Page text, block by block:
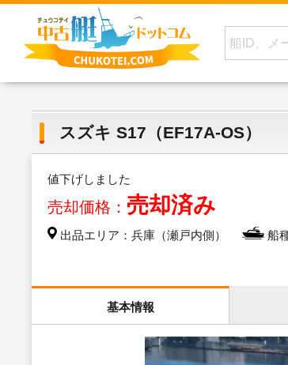
スズキ S17（EF17A-OS）
値下げしました
売却価格： 売却済み
出品エリア：兵庫（瀬戸内側） 船
基本情報